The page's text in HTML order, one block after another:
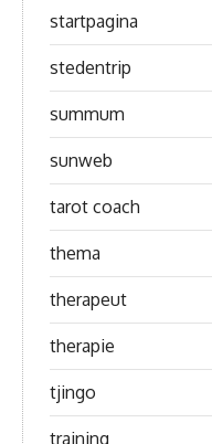
startpagina
stedentrip
summum
sunweb
tarot coach
thema
therapeut
therapie
tjingo
training